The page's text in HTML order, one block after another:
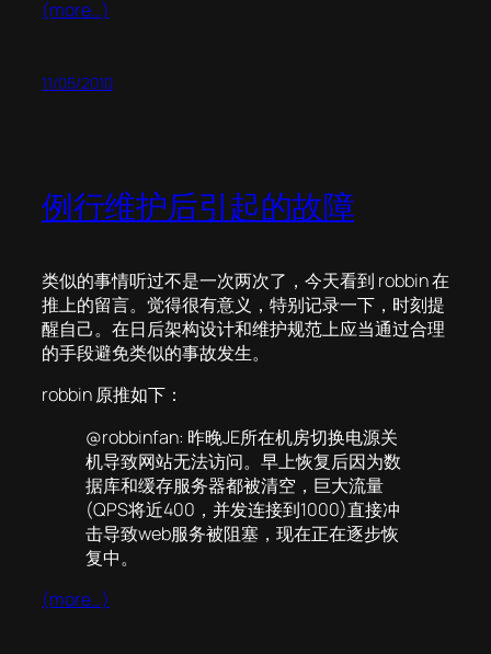
(more…)
11/05/2010
例行维护后引起的故障
类似的事情听过不是一次两次了，今天看到 robbin 在
推上的留言。觉得很有意义，特别记录一下，时刻提
醒自己。在日后架构设计和维护规范上应当通过合理
的手段避免类似的事故发生。
robbin 原推如下：
@robbinfan: 昨晚JE所在机房切换电源关
机导致网站无法访问。早上恢复后因为数
据库和缓存服务器都被清空，巨大流量
(QPS将近400，并发连接到1000)直接冲
击导致web服务被阻塞，现在正在逐步恢
复中。
(more…)